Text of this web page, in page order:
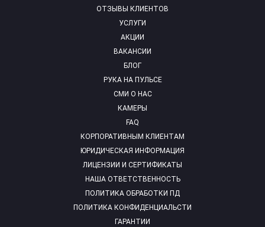
ОТЗЫВЫ КЛИЕНТОВ
УСЛУГИ
АКЦИИ
ВАКАНСИИ
БЛОГ
РУКА НА ПУЛЬСЕ
СМИ О НАС
КАМЕРЫ
FAQ
КОРПОРАТИВНЫМ КЛИЕНТАМ
ЮРИДИЧЕСКАЯ ИНФОРМАЦИЯ
ЛИЦЕНЗИИ И СЕРТИФИКАТЫ
НАША ОТВЕТСТВЕННОСТЬ
ПОЛИТИКА ОБРАБОТКИ ПД
ПОЛИТИКА КОНФИДЕНЦИАЛЬСТИ
ГАРАНТИИ